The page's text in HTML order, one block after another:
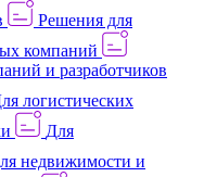
Решения для
компаний
и разработчиков
логистических
Для
недвижимости и